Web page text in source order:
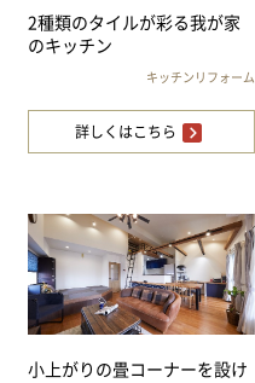
2種類のタイルが彩る我が家
のキッチン
キッチンリフォーム
詳しくはこちら
小上がりの畳コーナーを設け